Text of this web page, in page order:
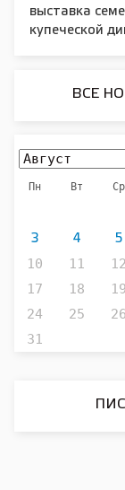
выставка
купеческой
ВСЕ
Пн Вт Ср
3 4 5
10
11 12
17
18 19
24
25 26
31